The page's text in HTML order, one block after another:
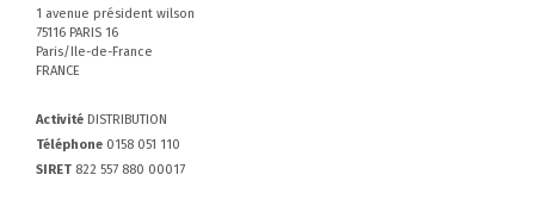
1 avenue président wilson
75116 PARIS 16
Paris/Ile-de-France
FRANCE
Activité DISTRIBUTION
Téléphone 0158 051 110
SIRET 822 557 880 00017